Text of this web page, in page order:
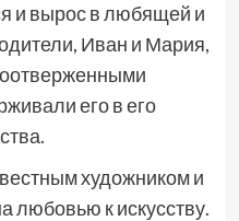
и вырос в любящей и
Иван и Мария,
его в его
художником и
любовью к искусству.